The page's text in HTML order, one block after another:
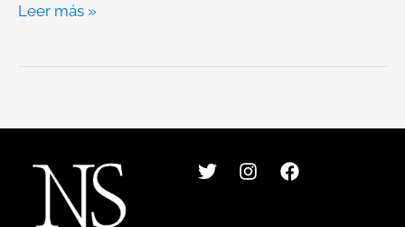
Leer más »
i
s
a
c